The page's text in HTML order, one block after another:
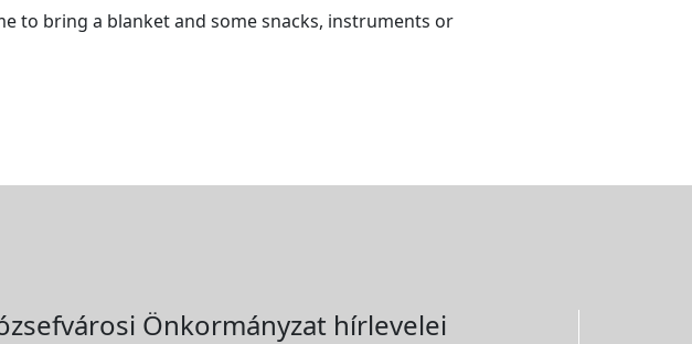
to bring a blanket and some snacks, instruments or
Önkormányzat hírlevelei